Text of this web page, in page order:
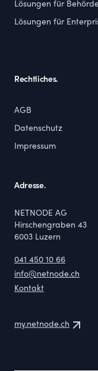
Lösungen für
Lösungen für
Rechtliches.
AGB
Datenschutz
Impressum
Adresse.
NETNODE AG
Hirschengraben 43
6003 Luzern
041 450 10 66
info@netnode.ch
Kontakt
my.netnode.ch